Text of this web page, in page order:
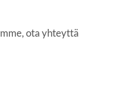
ota yhteyttä